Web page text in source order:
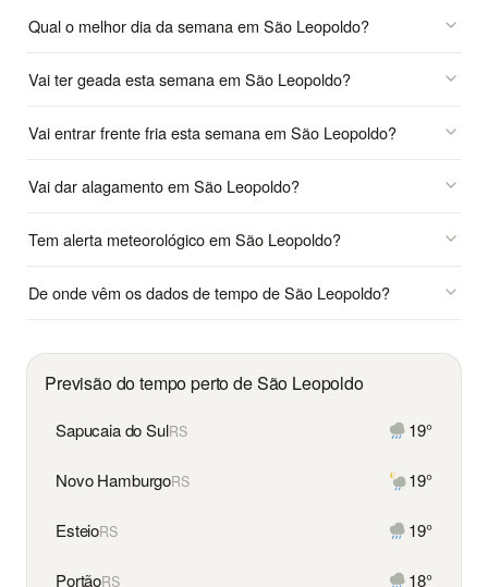
Qual o melhor dia da semana em São Leopoldo?
Vai ter geada esta semana em São Leopoldo?
Vai entrar frente fria esta semana em São Leopoldo?
Vai dar alagamento em São Leopoldo?
Tem alerta meteorológico em São Leopoldo?
De onde vêm os dados de tempo de São Leopoldo?
Previsão do tempo perto de São Leopoldo
Sapucaia do SulRS 19°
Novo HamburgoRS 19°
EsteioRS 19°
PortãoRS 18°